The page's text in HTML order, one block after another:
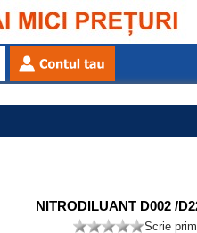
NITRODILUANT D002 /
Scrie